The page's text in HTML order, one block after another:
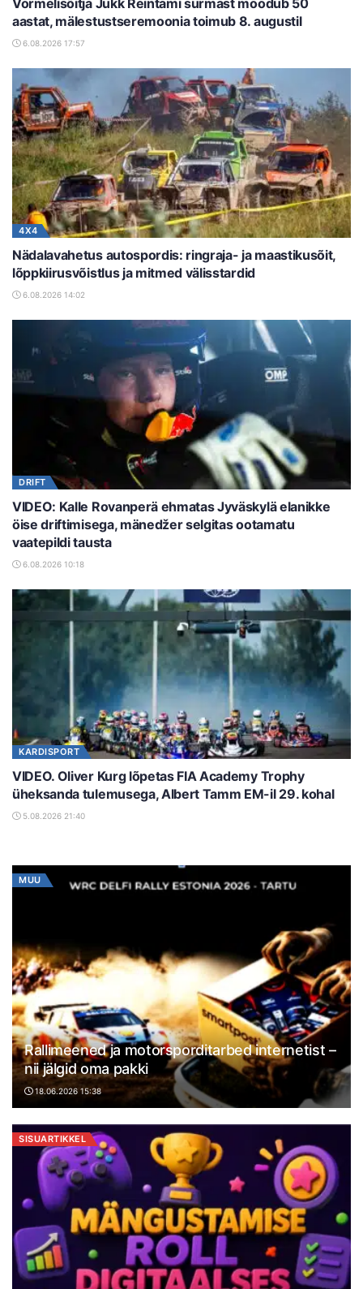
aastat, mälestustseremoonia toimub 8. augustil
6.08.2026 17:57
4X4
Nädalavahetus autospordis: ringraja- ja maastikusõit,
lõppkiirusvõistlus ja mitmed välisstardid
6.08.2026 14:02
DRIFT
VIDEO: Kalle Rovanperä ehmatas Jyväskylä elanikke
öise driftimisega, mänedžer selgitas ootamatu
vaatepildi tausta
6.08.2026 10:18
KARDISPORT
VIDEO. Oliver Kurg lõpetas FIA Academy Trophy
üheksanda tulemusega, Albert Tamm EM-il 29. kohal
5.08.2026 21:40
MUU
Rallimeened ja motorsporditarbed internetist –
nii jälgid oma pakki
18.06.2026 15:38
SISUARTIKKEL